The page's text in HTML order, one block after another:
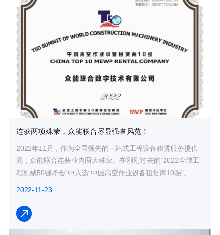
连获两项殊荣，众能联合尽显强者风范！
2022年11月，作为全国领先的一站式工程设备租赁服务提供
商，众能联合连获业内两大殊荣。在刚刚过去的“2022全球工
程机械50强峰会”中入选“中国高空作业设备租赁商10强”。而
2022-11-23